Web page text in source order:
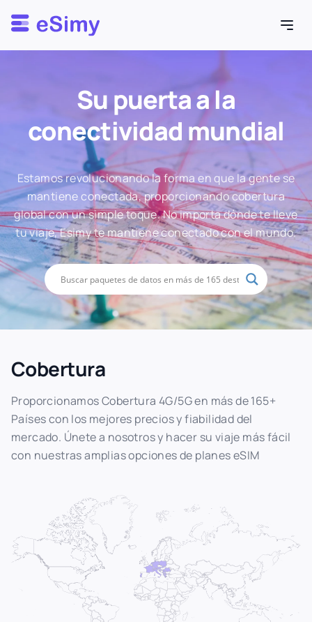
Esimy
Su puerta a la
conectividad mundial
Estamos revolucionando la forma en que la gente se
mantiene conectada, proporcionando cobertura
global con un simple toque. No importa dónde te lleve
tu viaje, Esimy te mantiene conectado con el mundo.
Cobertura
Proporcionamos Cobertura 4G/5G en más de 165+
Países con los mejores precios y fiabilidad del
mercado. Únete a nosotros y hacer su viaje más fácil
con nuestras amplias opciones de planes eSIM